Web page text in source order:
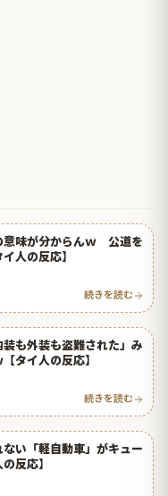
意味が分からんｗ 公道を
人の反応】
続きを読む
も外装も盗難された」み
タイ人の反応】
続きを読む
い「軽自動車」がキュー
反応】